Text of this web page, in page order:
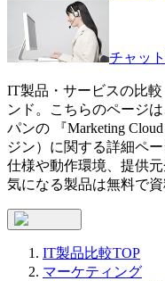
チャッ
IT製品・サービスの比
ンド。こちらのページは
パンの 『Marketing Cloud
ジン）に関する詳細ペ
仕様や動作環境、提供
気になる製品は無料で資
IT製品比較TOP
マーケティング